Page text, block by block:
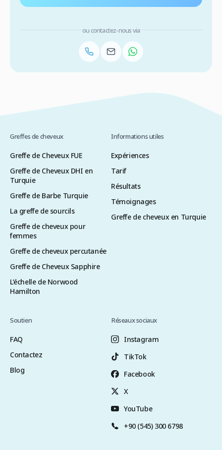
ou contactez-nous via
Greffes de cheveux
Greffe de Cheveux FUE
Greffe de Cheveux DHI en
Turquie
Greffe de Barbe Turquie
La greffe de sourcils
Greffe de cheveux pour
femmes
Greffe de cheveux percutanée
Greffe de Cheveux Sapphire
L’échelle de Norwood
Hamilton
Informations utiles
Expériences
Tarif
Résultats
Témoignages
Greffe de cheveux en Turquie
Soutien
FAQ
Contactez
Blog
Réseaux sociaux
Instagram
TikTok
Facebook
X
YouTube
+90 (545) 300 6798